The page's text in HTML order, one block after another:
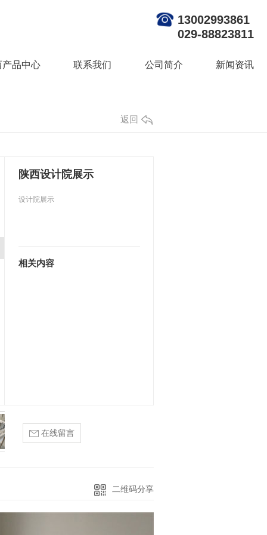
13002993861
029-88823811
产品中心 联系我们 公司简介 新闻资讯
返回
陕西设计院展示
设计院展示
相关内容
在线留言
二维码分享